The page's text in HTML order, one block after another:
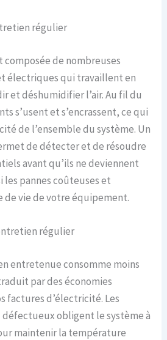
régulier
composée de nombreuses
électriques qui travaillent en
et déshumidifier l’air. Au fil du
s’usent et s’encrassent, ce qui
de l’ensemble du système. Un
de détecter et de résoudre
avant qu’ils ne deviennent
les pannes coûteuses et
de vie de votre équipement.
régulier
entretenue consomme moins
par des économies
factures d’électricité. Les
défectueux obligent le système à
maintenir la température